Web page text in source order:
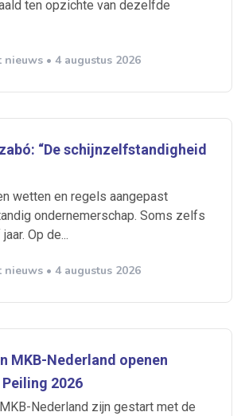
ten opzichte van dezelfde
• 4 augustus 2026
“De schijnzelfstandigheid
wetten en regels aangepast
ondernemerschap. Soms zelfs
Op de...
• 4 augustus 2026
MKB-Nederland openen
2026
Nederland zijn gestart met de
direct in
Artikelen zoeken